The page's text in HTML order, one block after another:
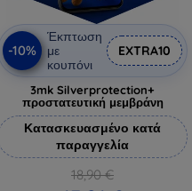
-10%
Έκπτωση
με
κουπόνι
EXTRA10
3mk Silverprotection+
προστατευτική μεμβράνη
Κατασκευασμένο κατά
παραγγελία
18,90 €